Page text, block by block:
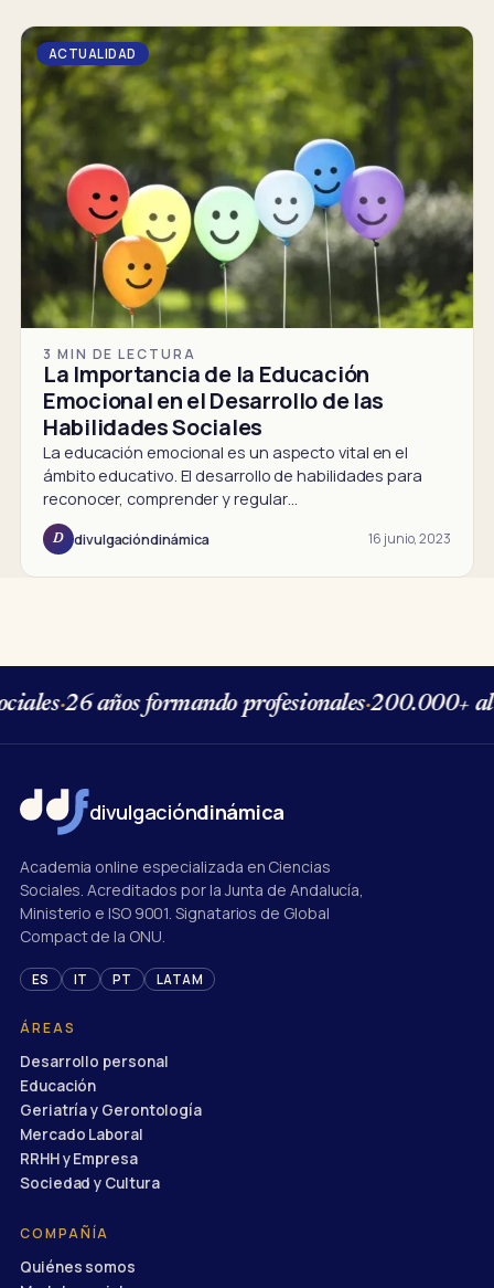
ACTUALIDAD
3 MIN DE LECTURA
La Importancia de la Educación
Emocional en el Desarrollo de las
Habilidades Sociales
La educación emocional es un aspecto vital en el
ámbito educativo. El desarrollo de habilidades para
reconocer, comprender y regular…
D divulgacióndinámica 16 junio, 2023
·26 años formando profesionales·200.000+
divulgacióndinámica
Academia online especializada en Ciencias
Sociales. Acreditados por la Junta de Andalucía,
Ministerio e ISO 9001. Signatarios de Global
Compact de la ONU.
ES IT PT LATAM
ÁREAS
Desarrollo personal
Educación
Geriatría y Gerontología
Mercado Laboral
RRHH y Empresa
Sociedad y Cultura
COMPAÑÍA
Quiénes somos